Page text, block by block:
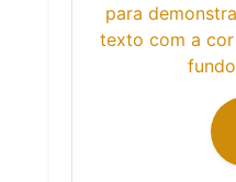
para
texto com a